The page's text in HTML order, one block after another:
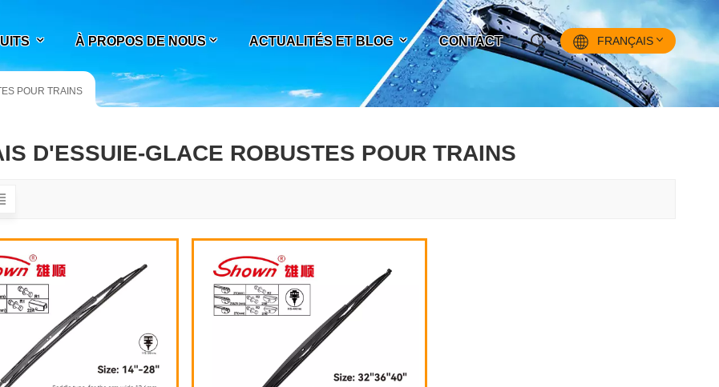
À PROPOS DE NOUS ACTUALITÉS ET BLOG CONTACT FRANÇAIS
English
POUR TRAINS
D'ESSUIE-GLACE ROBUSTES POUR TRAINS